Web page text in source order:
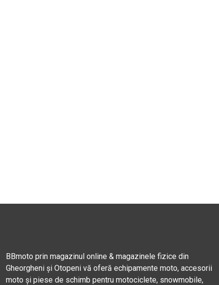
BBmoto prin magazinul online & magazinele fizice din
Gheorgheni și Otopeni vă oferă echipamente moto, accesorii
moto și piese de schimb pentru motociclete, snowmobile,